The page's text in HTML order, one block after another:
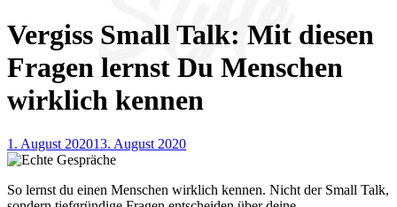
Vergiss Small Talk: Mit diesen
Fragen lernst Du Menschen
wirklich kennen
1. August 202013. August 2020
So lernst du einen Menschen wirklich kennen. Nicht der Small Talk,